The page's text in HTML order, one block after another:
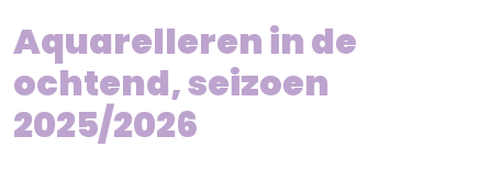
Aquarelleren in de
ochtend, seizoen
2025/2026